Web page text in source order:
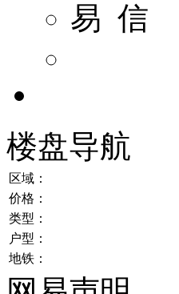
易 信
楼盘导航
区域：
价格：
类型：
户型：
地铁：